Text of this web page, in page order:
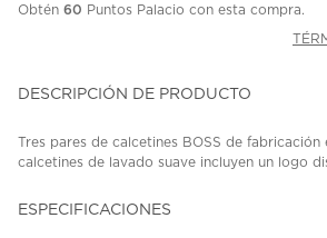
Obtén 60 Puntos Palacio con esta compra.
DESCRIPCIÓN DE PRODUCTO
Tres pares de calcetines BOSS de fabricación
calcetines de lavado suave incluyen un logo
ESPECIFICACIONES